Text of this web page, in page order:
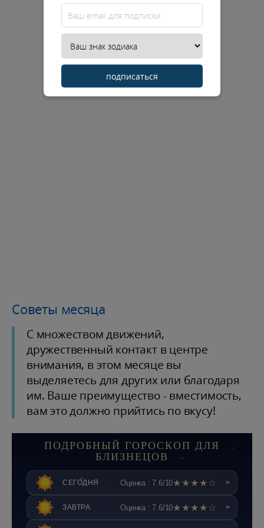
Советы месяца
С множеством движений,
дружественный контакт в центре
внимания, в этом месяце вы
выделяетесь для других или благодаря
им. Ваше преимущество - вместимость,
вам это должно прийтись по вкусу!
ПОДРОБНЫЙ ГОРОСКОП ДЛЯ
БЛИЗНЕЦОВ
СЕГОДНЯ Оценка : 7.6/10★★★★☆ >
ЗАВТРА Оценка : 7.6/10★★★★☆ >
подписаться